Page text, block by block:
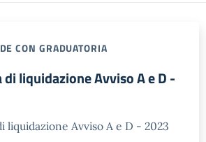
CON GRADUATORIA
di liquidazione Avviso A e D -
liquidazione Avviso A e D - 2023